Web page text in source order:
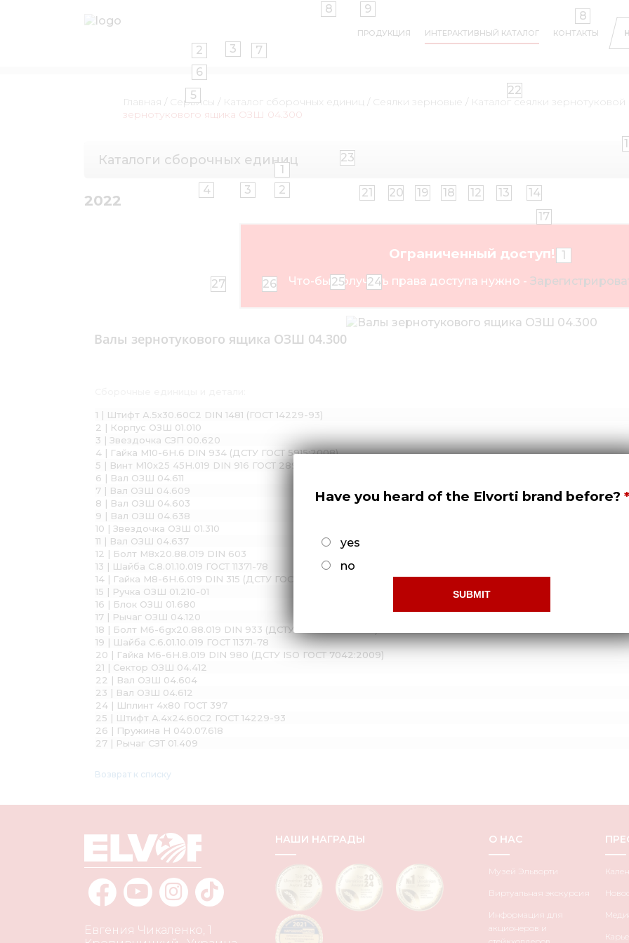
ПРОДУКЦИЯ ИНТЕРАКТИВНЫЙ КАТАЛОГ КОНТАКТЫ
Главная / Сервисы / Каталог сборочных единиц / Сеялки зерновые / Каталог сеялки
зернотукового ящика ОЗШ 04.300
Каталоги сборочных единиц
2022
Ограниченный доступ!
Что-бы получить права доступа нужно -
Валы зернотукового ящика ОЗШ 04.300
1
1
2
2
3
3
4
5
6
7
8
8
9
12 13 14
17
18
19
20
21
22
23
24
25
26
27
1 | Штифт А.5х30.60С2 DIN 1481 (ГОСТ 14229-93)
2 | Корпус ОЗШ 01.010
3 | Звездочка СЗП 00.620
4 | Гайка М10-6H.6 DIN 934 (ДСТУ ГОСТ 5915:2008)
5 | Винт М10х25 45Н.019 DIN 916 ГОСТ 28964-91
6 | Вал ОЗШ 04.611
7 | Вал ОЗШ 04.609
8 | Вал ОЗШ 04.603
9 | Вал ОЗШ 04.638
10 | Звездочка ОЗШ 01.310
11 | Вал ОЗШ 04.637
12 | Болт М8х20.88.019 DIN 603
13 | Шайба С.8.01.10.019 ГОСТ 11371-78
14 | Гайка М8-6H.6.019 DIN 315 (ДСТУ ГОСТ 3032:2008)
15 | Ручка ОЗШ 01.210-01
16 | Блок ОЗШ 01.680
17 | Рычаг ОЗШ 04.120
18 | Болт М6-6gх20.88.019 DIN 933 (ДСТУ ГОСТ 7798:2008)
19 | Шайба С.6.01.10.019 ГОСТ 11371-78
20 | Гайка М6-6H.8.019 DIN 980 (ДСТУ ISO ГОСТ 7042:2009)
21 | Сектор ОЗШ 04.412
22 | Вал ОЗШ 04.604
23 | Вал ОЗШ 04.612
24 | Шплинт 4х80 ГОСТ 397
25 | Штифт А.4х24.60С2 ГОСТ 14229-93
26 | Пружина Н 040.07.618
27 | Рычаг СЗТ 01.409
Возврат к списку
Евгения Чикаленко, 1
НАШИ НАГРАДЫ О НАС
Музей Эльворти
Виртуальная экскурсия
Информация для
акционеров и
Have you heard of the Elvorti brand before?
yes
no